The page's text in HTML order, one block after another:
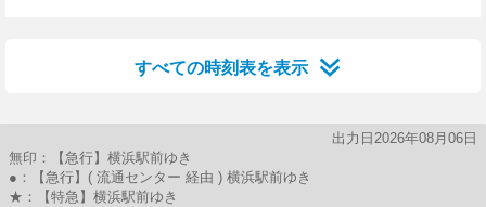
すべての時刻表を表示
出力日2026年08月06日
無印：【急行】横浜駅前ゆき
●：【急行】( 流通センター 経由 ) 横浜駅前ゆき
★：【特急】横浜駅前ゆき